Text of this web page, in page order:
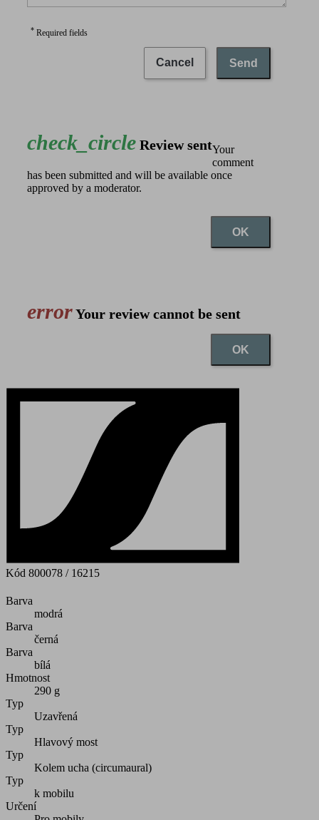
* Required fields
Cancel Send
check_circle Review sentYour
comment
has been submitted and will be available once
approved by a moderator.
OK
errorYour review cannot be sent
OK
Kód 800078 / 16215
Barva
modrá
Barva
černá
Barva
bílá
Hmotnost
290 g
Typ
Uzavřená
Typ
Hlavový most
Typ
Kolem ucha (circumaural)
Typ
k mobilu
Určení